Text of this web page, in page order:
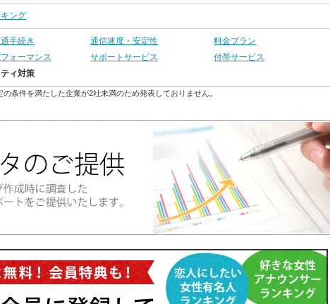
ング
手続き 通信速度・安定性
料金プラン
ォーマンス
サポートサービス
付帯サービス
ィ対策
条件を満たした企業が2社未満のため発表しておりません。